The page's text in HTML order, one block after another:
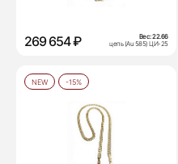
269 654 ₽ Вес:22.66
цепь (Au 585) ЦИ-25
NEW -15%